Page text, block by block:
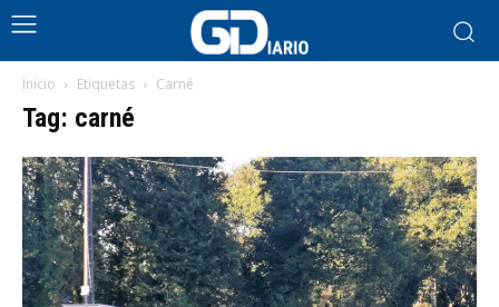
Inicio Etiquetas Carné
Tag: carné